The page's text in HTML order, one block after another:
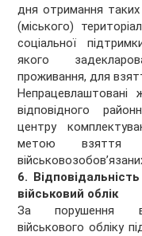
дня отримання
(міського)
соціальної
якого
проживання, для
Непрацевлаштовані
відповідного
центру
метою взяття
6.
військовий облік
За порушення
військового обліку